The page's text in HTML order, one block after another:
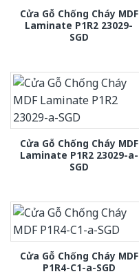
Cửa Gỗ Chống Cháy MDF
Laminate P1R2 23029-
SGD
Cửa Gỗ Chống Cháy MDF
Laminate P1R2 23029-a-
SGD
Cửa Gỗ Chống Cháy MDF
P1R4-C1-a-SGD